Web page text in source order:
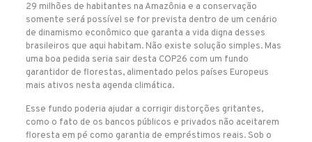
29 milhões de habitantes na Amazônia e a conservação
somente será possível se for prevista dentro de um cenário
de dinamismo econômico que garanta a vida digna desses
brasileiros que aqui habitam. Não existe solução simples. Mas
uma boa pedida seria sair desta COP26 com um fundo
garantidor de florestas, alimentado pelos países Europeus
mais ativos nesta agenda climática.
Esse fundo poderia ajudar a corrigir distorções gritantes,
como o fato de os bancos públicos e privados não aceitarem
floresta em pé como garantia de empréstimos reais. Sob o